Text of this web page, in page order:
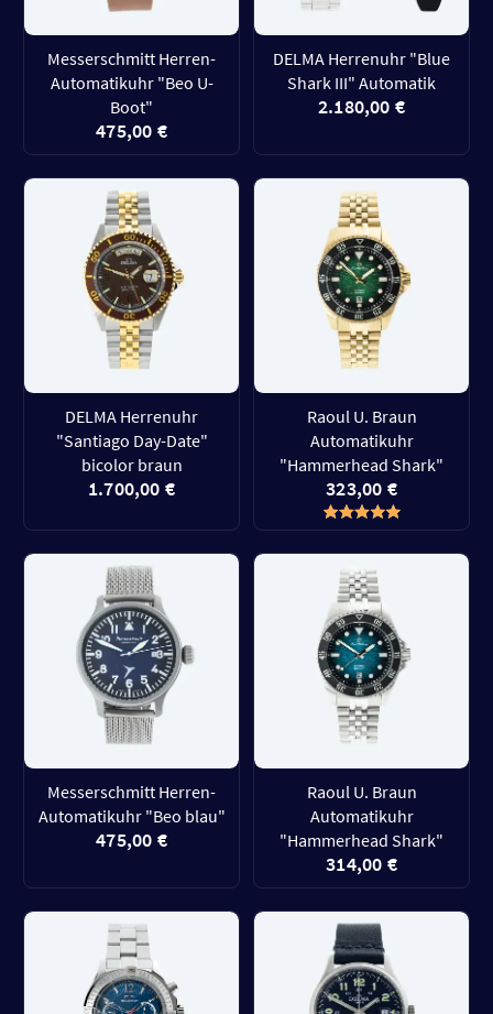
Messerschmitt Herren-
Automatikuhr "Beo U-
Boot"
475,00 €
DELMA Herrenuhr "Blue
Shark III" Automatik
2.180,00 €
DELMA Herrenuhr
"Santiago Day-Date"
bicolor braun
1.700,00 €
Raoul U. Braun
Automatikuhr
"Hammerhead Shark"
323,00 €
Messerschmitt Herren-
Automatikuhr "Beo blau"
475,00 €
Raoul U. Braun
Automatikuhr
"Hammerhead Shark"
314,00 €